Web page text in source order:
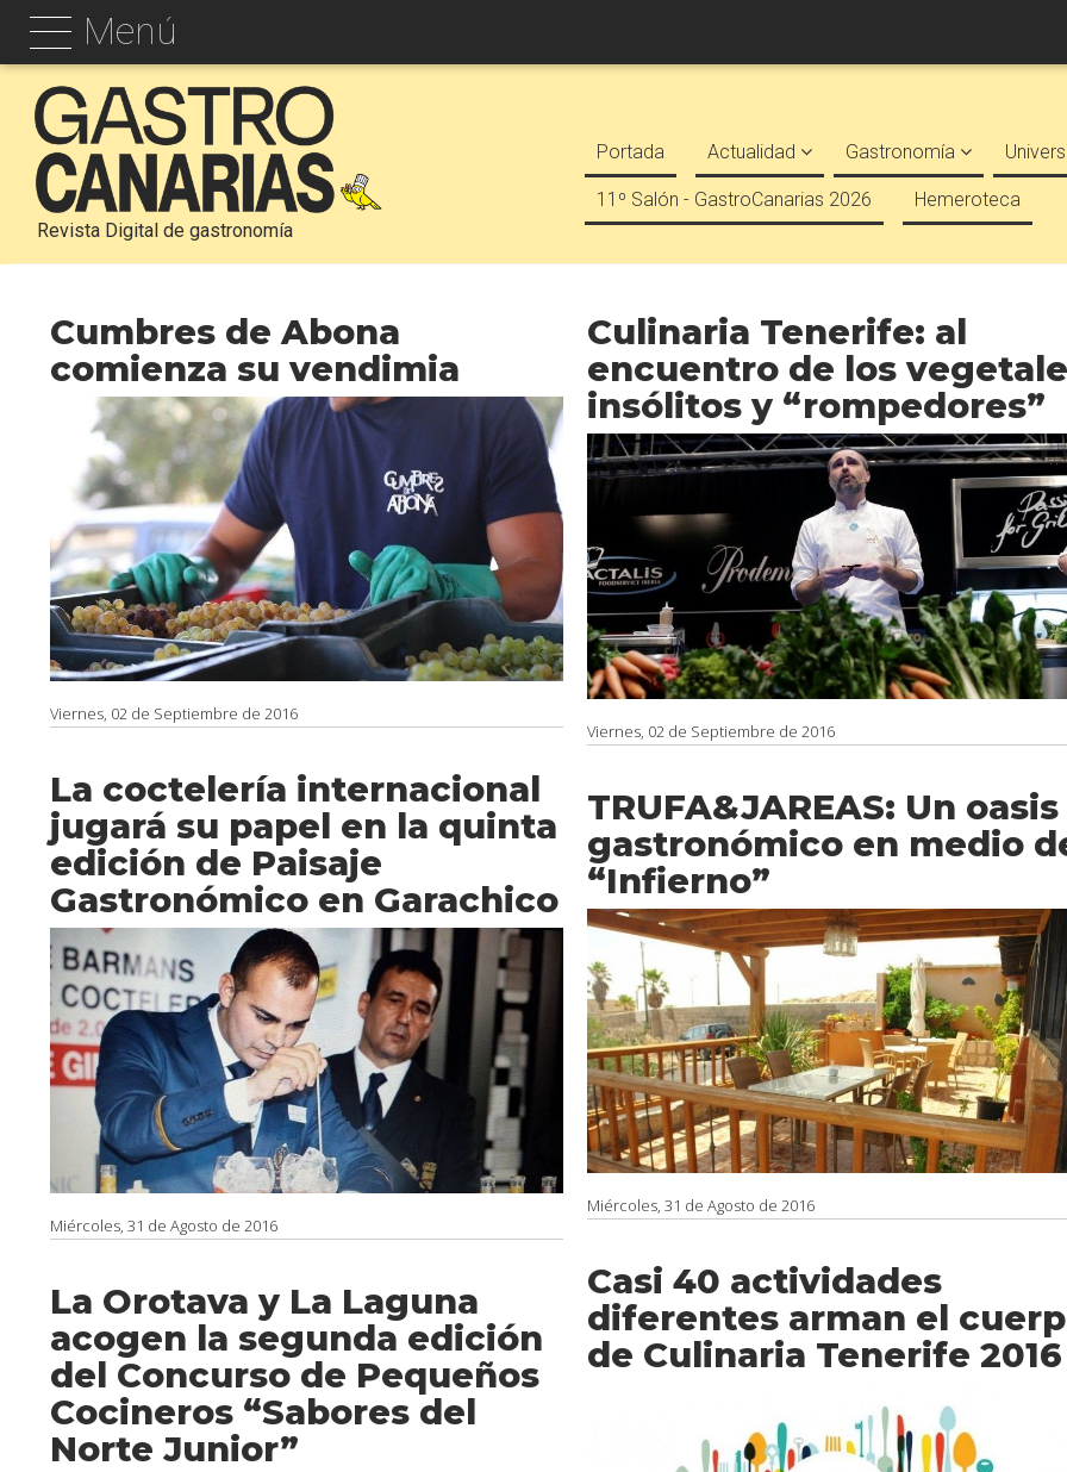
Menú
Revista Digital de gastronomía
Portada Actualidad Gastronomía
11º Salón - GastroCanarias 2026 Hemeroteca
Cumbres de Abona
comienza su vendimia
Viernes, 02 de Septiembre de 2016
La coctelería internacional
jugará su papel en la quinta
edición de Paisaje
Gastronómico en Garachico
Miércoles, 31 de Agosto de 2016
La Orotava y La Laguna
acogen la segunda edición
del Concurso de Pequeños
Cocineros “Sabores del
Norte Junior”
Culinaria Tenerife: al
encuentro de los
insólitos y “rompedores”
Viernes, 02 de Septiembre de 2016
TRUFA&JAREAS: Un oasis
gastronómico en medio
“Infierno”
Miércoles, 31 de Agosto de 2016
Casi 40 actividades
diferentes arman el
de Culinaria Tenerife 2016